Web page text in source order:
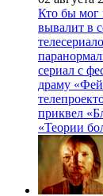
Кто бы мог
вывалит в
сериал с
драму
приквел
«Теории